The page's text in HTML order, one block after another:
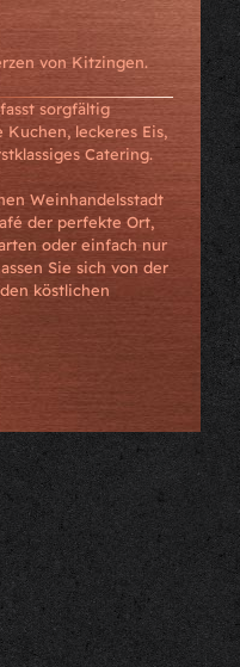
von Kitzingen.
sorgfältig
leckeres Eis,
Catering.
Weinhandelsstadt
der perfekte Ort,
oder einfach nur
Sie sich von der
köstlichen